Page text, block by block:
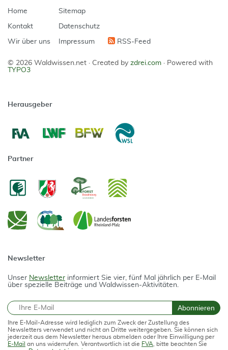
Home
Kontakt
Wir über uns
Sitemap
Datenschutz
Impressum RSS-Feed
© 2026 Waldwissen.net · Created by zdrei.com · Powered with
TYPO3
Herausgeber
Partner
Newsletter
Unser Newsletter informiert Sie vier, fünf Mal jährlich per E-Mail
über spezielle Beiträge und Waldwissen-Aktivitäten.
E-Mail Abonnieren
Ihre E-Mail-Adresse wird lediglich zum Zweck der Zustellung des
Newsletters verwendet und nicht an Dritte weitergegeben. Sie können sich
jederzeit aus dem Newsletter heraus abmelden oder Ihre Einwilligung per
E-Mail an uns widerrufen. Verantwortlich ist die FVA , bitte beachten Sie